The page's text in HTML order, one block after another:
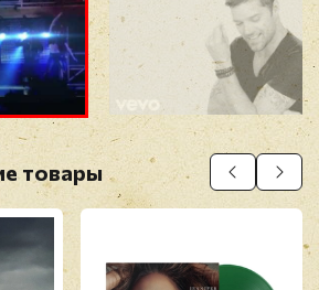
Прикрепить фото
Оставить отзыв
отзывы проходят
товары